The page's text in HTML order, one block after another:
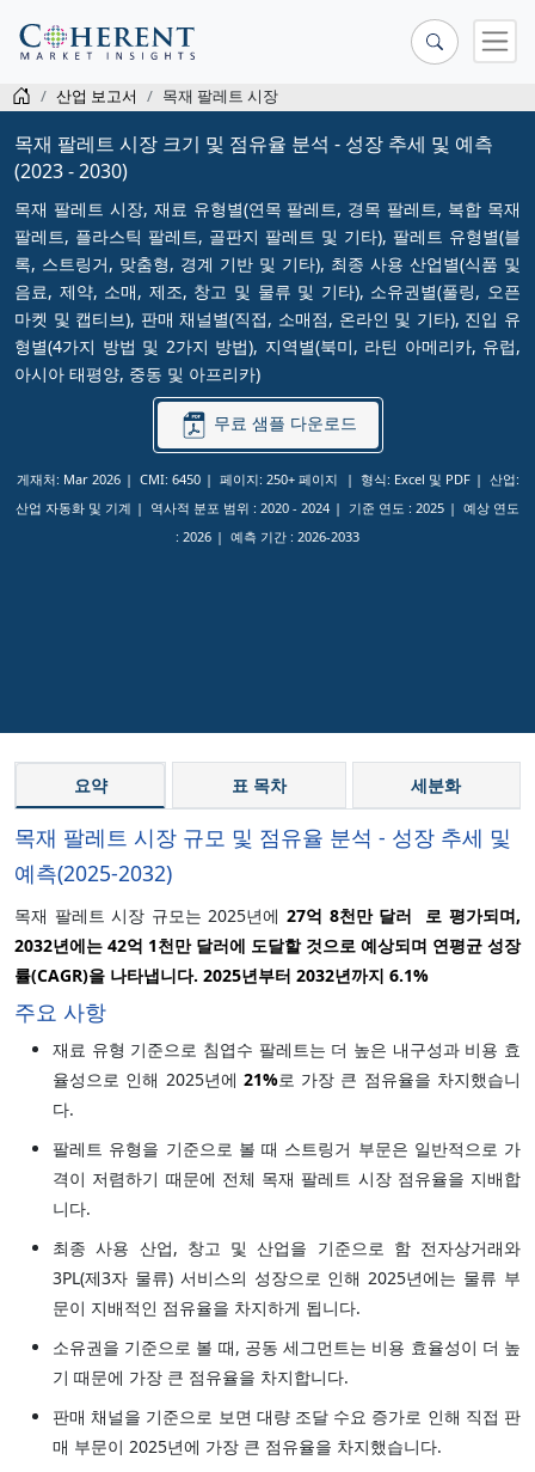
산업 보고서 목재 팔레트 시장
목재 팔레트 시장 크기 및 점유율 분석 - 성장 추세 및 예측
(2023 - 2030)
목재 팔레트 시장, 재료 유형별(연목 팔레트, 경목 팔레트, 복합 목재
팔레트, 플라스틱 팔레트, 골판지 팔레트 및 기타), 팔레트 유형별(블
록, 스트링거, 맞춤형, 경계 기반 및 기타), 최종 사용 산업별(식품 및
음료, 제약, 소매, 제조, 창고 및 물류 및 기타), 소유권별(풀링, 오픈
마켓 및 캡티브), 판매 채널별(직접, 소매점, 온라인 및 기타), 진입 유
형별(4가지 방법 및 2가지 방법), 지역별(북미, 라틴 아메리카, 유럽,
아시아 태평양, 중동 및 아프리카)
무료 샘플 다운로드
게재처: Mar 2026 CMI: 6450 페이지: 250+ 페이지 형식: Excel 및 PDF
산업:
산업 자동화 및 기계
역사적 분포 범위 : 2020 - 2024 기준 연도 : 2025
예상 연도
: 2026 예측 기간 : 2026-2033
요약 표 목차 세분화
목재 팔레트 시장 규모 및 점유율 분석 - 성장 추세 및
예측(2025-2032)
목재 팔레트 시장 규모는 2025년에 27억 8천만 달러
로 평가되며,
2032년에는 42억 1천만 달러에 도달할 것으로 예상되며 연평균 성장
률(CAGR)을 나타냅니다. 2025년부터 2032년까지 6.1%
주요 사항
재료 유형 기준으로 침엽수 팔레트는 더 높은 내구성과 비용 효
율성으로 인해 2025년에 21%로 가장 큰 점유율을 차지했습니
다.
팔레트 유형을 기준으로 볼 때 스트링거 부문은 일반적으로 가
격이 저렴하기 때문에 전체 목재 팔레트 시장 점유율을 지배합
니다.
최종 사용 산업, 창고 및 산업을 기준으로 함 전자상거래와
3PL(제3자 물류) 서비스의 성장으로 인해 2025년에는 물류 부
문이 지배적인 점유율을 차지하게 됩니다.
소유권을 기준으로 볼 때, 공동 세그먼트는 비용 효율성이 더 높
기 때문에 가장 큰 점유율을 차지합니다.
판매 채널을 기준으로 보면 대량 조달 수요 증가로 인해 직접 판
매 부문이 2025년에 가장 큰 점유율을 차지했습니다.